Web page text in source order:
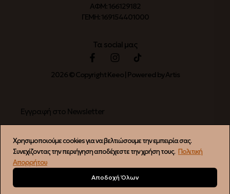
ΑΦΜ: 166129182
ΓΕΜΗ: 169154401000
Τα social μας
2026 © Copyright Keeo | Powered by Artis
Εγγραφή στο Newsletter
Χρησιμοποιούμε cookies για να βελτιώσουμε την εμπειρία σας.
Συνεχίζοντας την περιήγηση αποδέχεστε την χρήση τους. Πολιτική
Απορρήτου
Αποδοχή Όλων